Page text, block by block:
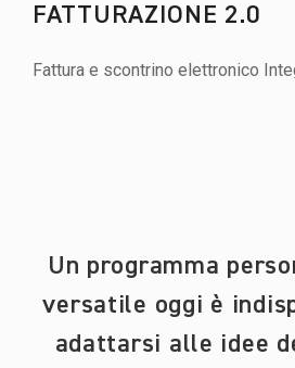
FATTURAZIONE 2.0
Fattura e scontrino elettronico
Un programma
versatile oggi è
adattarsi alle idee